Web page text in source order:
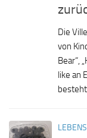
Die
von
Bear“,
like an
besteht